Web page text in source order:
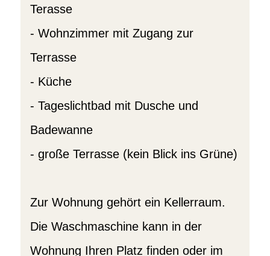
Terasse
- Wohnzimmer mit Zugang zur
Terrasse
- Küche
- Tageslichtbad mit Dusche und
Badewanne
- große Terrasse (kein Blick ins Grüne)
Zur Wohnung gehört ein Kellerraum.
Die Waschmaschine kann in der
Wohnung Ihren Platz finden oder im